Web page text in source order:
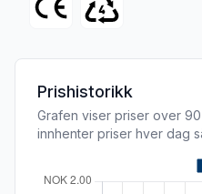
Prishistorikk
Grafen viser priser over
innhenter priser hver dag